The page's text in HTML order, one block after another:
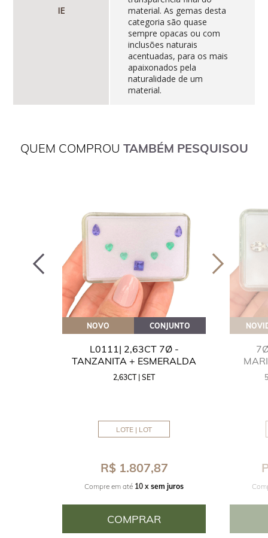
IE
material. As gemas desta
categoria são quase
sempre opacas ou com
inclusões naturais
acentuadas, para os mais
apaixonados pela
naturalidade de um
material.
QUEM COMPROU TAMBÉM PESQUISOU
NOVO CONJUNTO
L0111| 2,63CT 7Ø -
TANZANITA + ESMERALDA
2,63CT | SET
LOTE | LOT
R$ 1.807,87
Compre em até 10 x sem juros
COMPRAR